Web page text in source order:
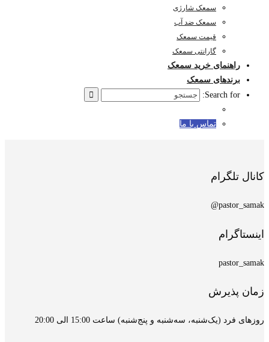
سمعک شارژی
سمعک ضد آب
قیمت سمعک
گارانتی سمعک
راهنمای خرید سمعک
برندهای سمعک
Search for:
تماس با ما
کانال تلگرام
pastor_samak@
اینستاگرام
pastor_samak
زمان پذیرش
روزهای فرد (یک‌شنبه، سه‌شنبه و پنج‌شنبه) ساعت 15:00 الی 20:00